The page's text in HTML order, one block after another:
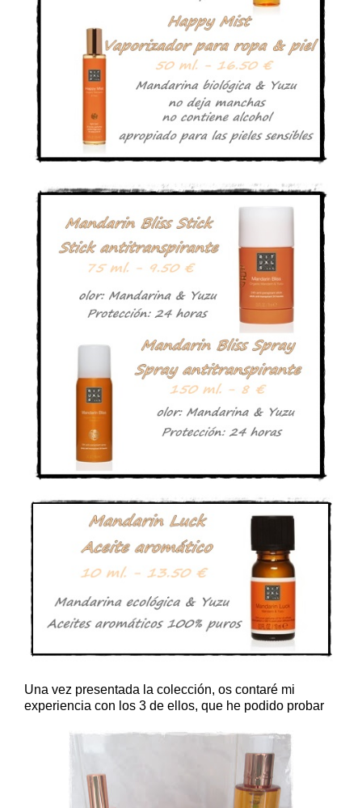
Una vez presentada la colección, os contaré mi
experiencia con los 3 de ellos, que he podido probar